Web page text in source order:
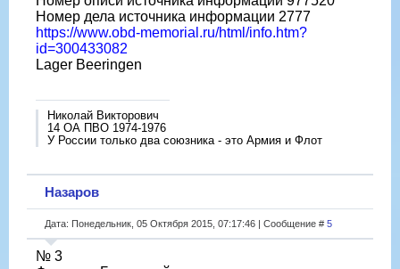
Номер дела источника информации 2777
https://www.obd-memorial.ru/html/info.htm?
id=300433082
Lager Beeringen
Николай Викторович
14 ОА ПВО 1974-1976
У России только два союзника - это Армия и Флот
Назаров
Дата: Понедельник, 05 Октября 2015, 07:17:46 | Сообщение # 5
№ 3